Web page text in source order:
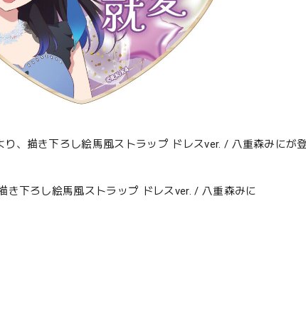
、描き下ろし絵馬風ストラップ ドレスver. / 八重森みにが
き下ろし絵馬風ストラップ ドレスver. / 八重森みに